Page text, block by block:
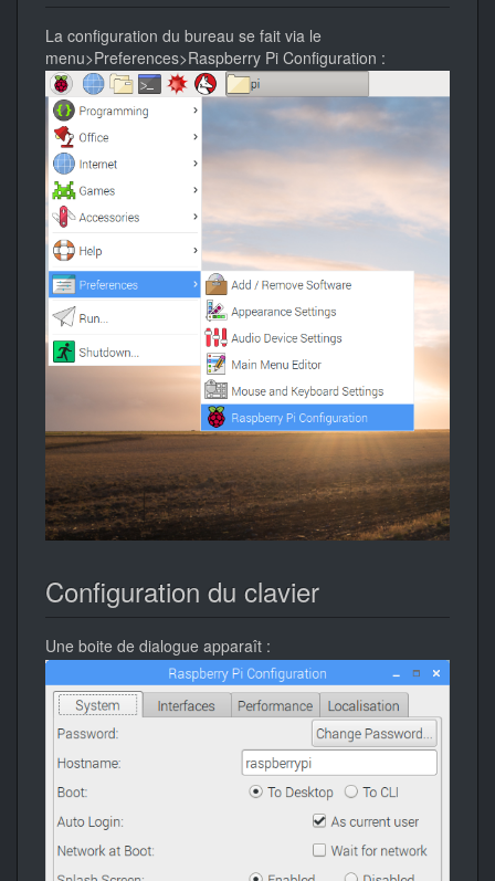
La configuration du bureau se fait via le
menu>Preferences>Raspberry Pi Configuration :
Configuration du clavier
Une boite de dialogue apparaît :